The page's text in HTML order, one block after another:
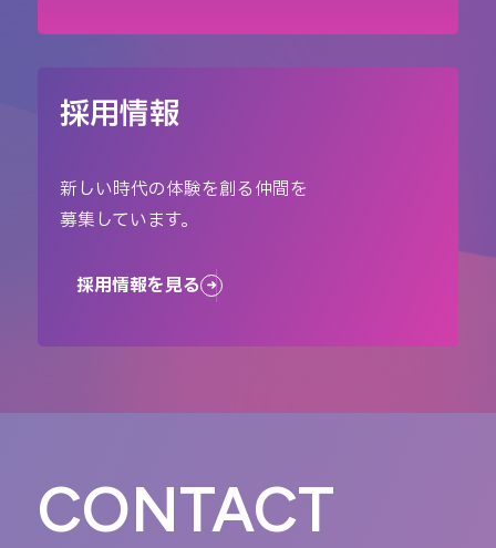
採用情報
新しい時代の体験を創る仲間を
募集しています。
採用情報を見る
CONTACT